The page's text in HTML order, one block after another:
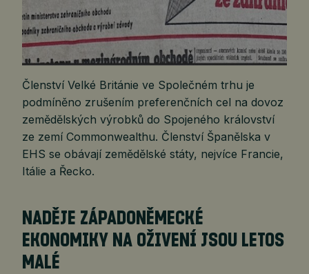
Členství Velké Británie ve Společném trhu je
podmíněno zrušením preferenčních cel na dovoz
zemědělských výrobků do Spojeného království
ze zemí Commonwealthu. Členství Španělska v
EHS se obávají zemědělské státy, nejvíce Francie,
Itálie a Řecko.
NADĚJE ZÁPADONĚMECKÉ
EKONOMIKY NA OŽIVENÍ JSOU LETOS
MALÉ